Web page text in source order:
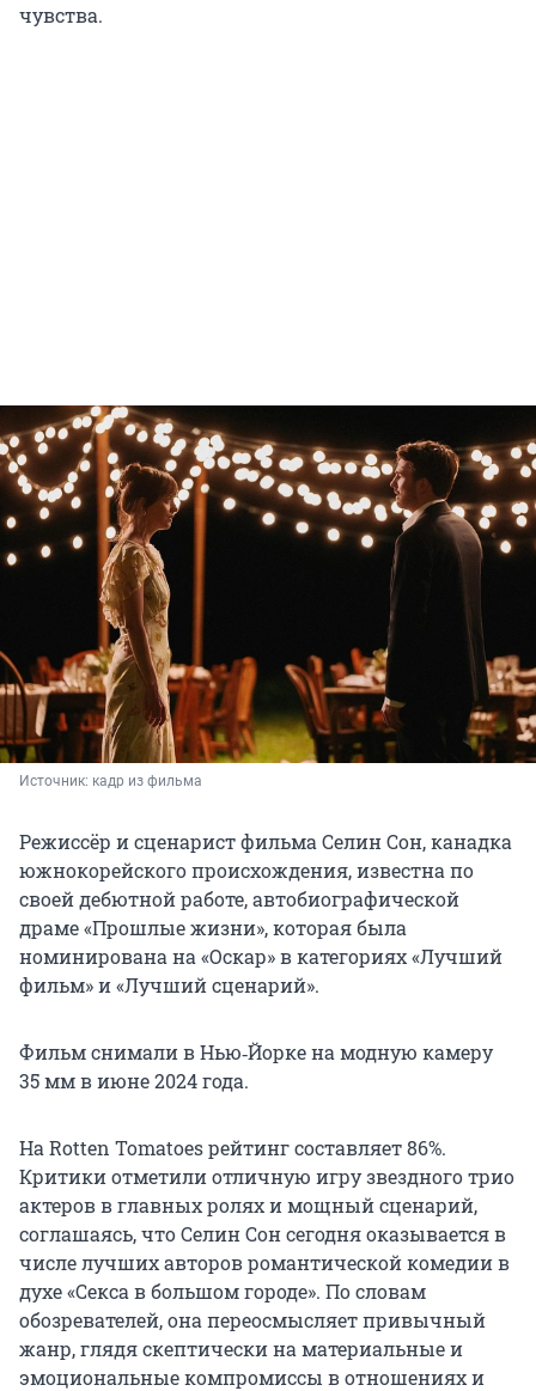
чувства.
Источник: кадр из фильма
Режиссёр и сценарист фильма Селин Сон, канадка
южнокорейского происхождения, известна по
своей дебютной работе, автобиографической
драме «Прошлые жизни», которая была
номинирована на «Оскар» в категориях «Лучший
фильм» и «Лучший сценарий».
Фильм снимали в Нью‑Йорке на модную камеру
35 мм в июне 2024 года.
На Rotten Tomatoes рейтинг составляет 86%.
Критики отметили отличную игру звездного трио
актеров в главных ролях и мощный сценарий,
соглашаясь, что Селин Сон сегодня оказывается в
числе лучших авторов романтической комедии в
духе «Секса в большом городе». По словам
обозревателей, она переосмысляет привычный
жанр, глядя скептически на материальные и
эмоциональные компромиссы в отношениях и